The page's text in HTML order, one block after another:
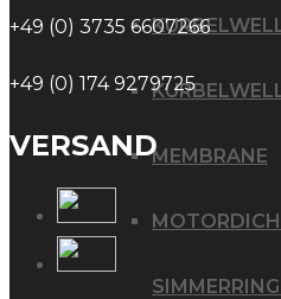
MEMBRANE
+49 (0) 3735 6607266
+49 (0) 174 9279725
VERSAND